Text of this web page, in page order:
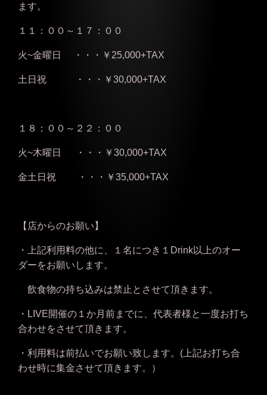
ます。
１１：００～１７：００
火~金曜日 ・・・￥25,000+TAX
土日祝 ・・・￥30,000+TAX
１８：００～２２：００
火~木曜日 ・・・￥30,000+TAX
金土日祝 ・・・￥35,000+TAX
【店からのお願い】
・上記利用料の他に、１名につき１Drink以上のオー
ダーをお願いします。
飲食物の持ち込みは禁止とさせて頂きます。
・LIVE開催の１か月前までに、代表者様と一度お打ち
合わせをさせて頂きます。
・利用料は前払いでお願い致します。(上記お打ち合
わせ時に集金させて頂きます。）